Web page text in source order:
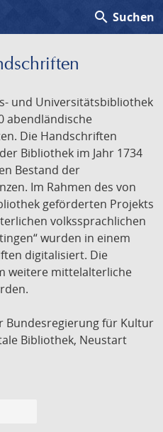
search Suchen
und Universitätsbibliothek
abendländische
Die Handschriften
Bibliothek im Jahr 1734
Bestand der
Im Rahmen des von
geförderten Projekts
volkssprachlichen
wurden in einem
digitalisiert. Die
weitere mittelalterliche
Bundesregierung für Kultur
Bibliothek, Neustart